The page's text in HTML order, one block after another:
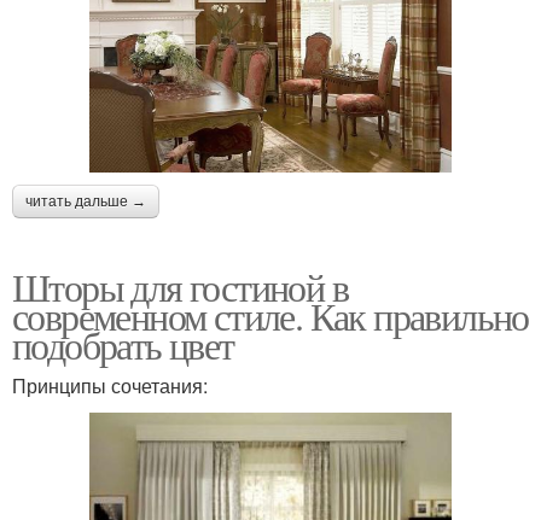
читать дальше →
Шторы для гостиной в
современном стиле. Как правильно
подобрать цвет
Принципы сочетания: